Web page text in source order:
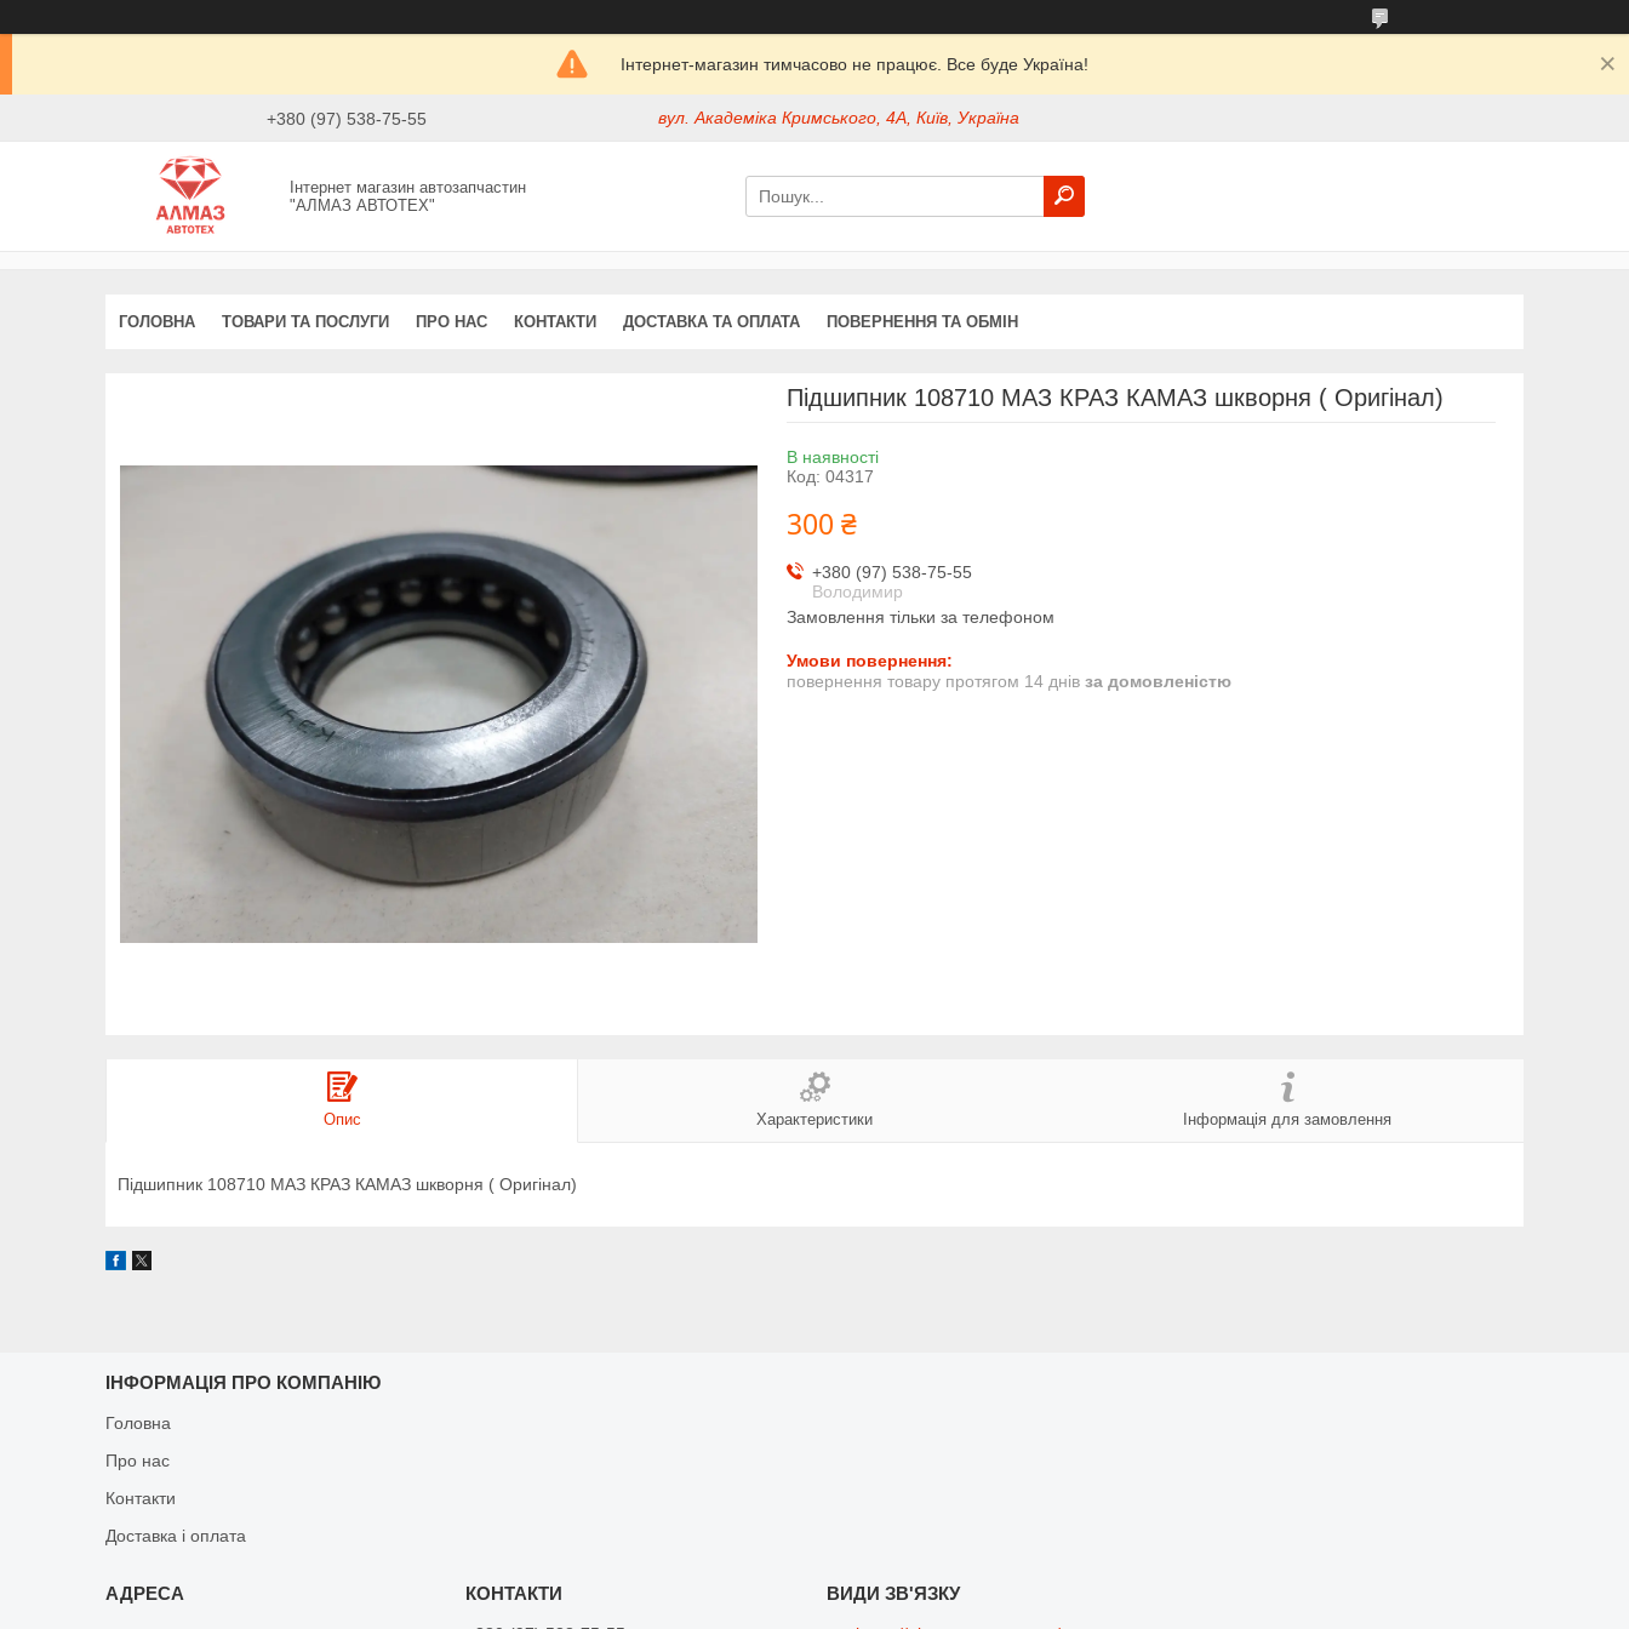
Інтернет-магазин тимчасово не працює. Все буде Україна!
+380 (97) 538-75-55 вул. Академіка Кримського, 4А, Київ, Україна
Інтернет магазин автозапчастин
"АЛМАЗ АВТОТЕХ"
ГОЛОВНА ТОВАРИ ТА ПОСЛУГИ ПРО НАС КОНТАКТИ ДОСТАВКА ТА ОПЛАТА ПОВЕРНЕННЯ ТА ОБМІН
Підшипник 108710 МАЗ КРАЗ КАМАЗ шкворня ( Оригінал)
В наявності
Код: 04317
300 ₴
+380 (97) 538-75-55
Володимир
Замовлення тільки за телефоном
повернення товару протягом 14 днів за домовленістю
Опис Характеристики Інформація для замовлення
Підшипник 108710 МАЗ КРАЗ КАМАЗ шкворня ( Оригінал)
ІНФОРМАЦІЯ ПРО КОМПАНІЮ
Головна
Про нас
Контакти
Доставка і оплата